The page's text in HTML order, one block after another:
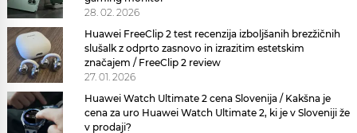
28. 02. 2026
Huawei FreeClip 2 test recenzija izboljšanih brezžičnih
slušalk z odprto zasnovo in izrazitim estetskim
značajem / FreeClip 2 review
27. 01. 2026
Huawei Watch Ultimate 2 cena Slovenija / Kakšna je
cena za uro Huawei Watch Ultimate 2, ki je v Sloveniji že
v prodaji?